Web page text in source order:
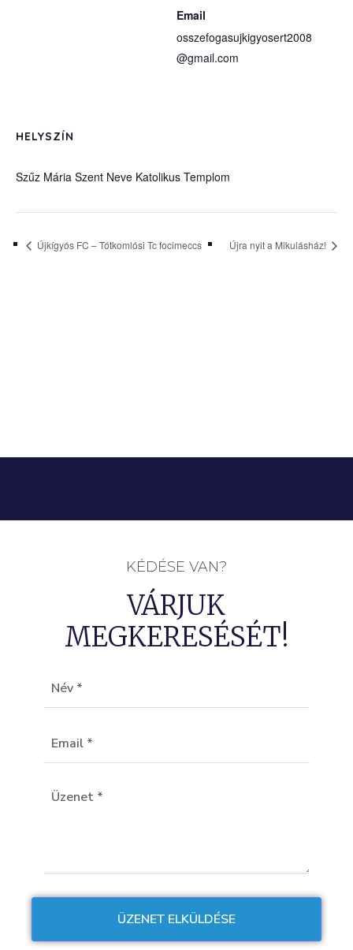
Email
osszefogasujkigyosert2008
@gmail.com
HELYSZÍN
Szűz Mária Szent Neve Katolikus Templom
Újkígyós FC – Tótkomlósi Tc focimeccs Újra nyit a Mikulásház!
KÉDÉSE VAN?
VÁRJUK
MEGKERESÉSÉT!